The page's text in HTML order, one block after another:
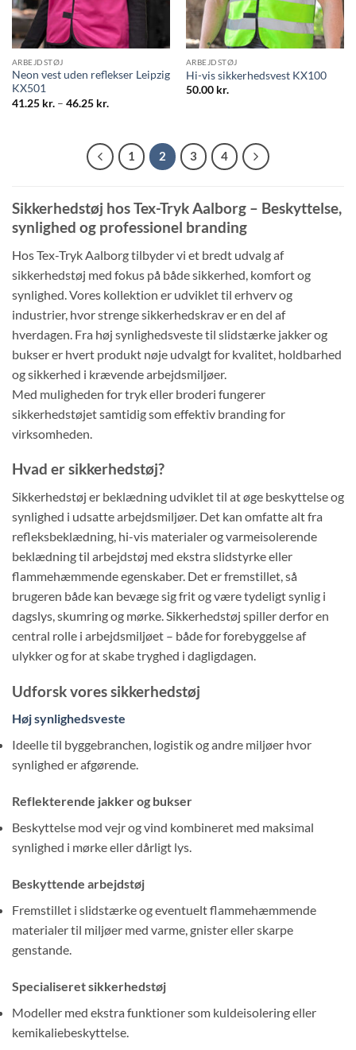
ARBEJDSTØJ
Neon vest uden reflekser Leipzig
KX501
41.25 kr. – 46.25 kr.
ARBEJDSTØJ
Hi-vis sikkerhedsvest KX100
50.00 kr.
1 2 3 4
Sikkerhedstøj hos Tex-Tryk Aalborg – Beskyttelse,
synlighed og professionel branding
Hos Tex-Tryk Aalborg tilbyder vi et bredt udvalg af
sikkerhedstøj med fokus på både sikkerhed, komfort og
synlighed. Vores kollektion er udviklet til erhverv og
industrier, hvor strenge sikkerhedskrav er en del af
hverdagen. Fra høj synlighedsveste til slidstærke jakker og
bukser er hvert produkt nøje udvalgt for kvalitet, holdbarhed
og sikkerhed i krævende arbejdsmiljøer.
Med muligheden for tryk eller broderi fungerer
sikkerhedstøjet samtidig som effektiv branding for
virksomheden.
Hvad er sikkerhedstøj?
Sikkerhedstøj er beklædning udviklet til at øge beskyttelse og
synlighed i udsatte arbejdsmiljøer. Det kan omfatte alt fra
refleksbeklædning, hi-vis materialer og varmeisolerende
beklædning til arbejdstøj med ekstra slidstyrke eller
flammehæmmende egenskaber. Det er fremstillet, så
brugeren både kan bevæge sig frit og være tydeligt synlig i
dagslys, skumring og mørke. Sikkerhedstøj spiller derfor en
central rolle i arbejdsmiljøet – både for forebyggelse af
ulykker og for at skabe tryghed i dagligdagen.
Udforsk vores sikkerhedstøj
Høj synlighedsveste
Ideelle til byggebranchen, logistik og andre miljøer hvor
synlighed er afgørende.
Reflekterende jakker og bukser
Beskyttelse mod vejr og vind kombineret med maksimal
synlighed i mørke eller dårligt lys.
Beskyttende arbejdstøj
Fremstillet i slidstærke og eventuelt flammehæmmende
materialer til miljøer med varme, gnister eller skarpe
genstande.
Specialiseret sikkerhedstøj
Modeller med ekstra funktioner som kuldeisolering eller
kemikaliebeskyttelse.